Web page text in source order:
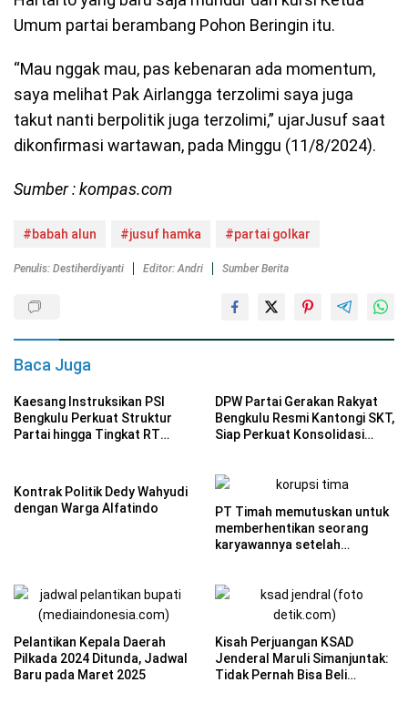
Umum partai berambang Pohon Beringin itu.
“Mau nggak mau, pas kebenaran ada momentum,
saya melihat Pak Airlangga terzolimi saya juga
takut nanti berpolitik juga terzolimi,” ujarJusuf saat
dikonfirmasi wartawan, pada Minggu (11/8/2024).
Sumber :kompas.com
#babah alun #jusuf hamka #partai golkar
Penulis: Destiherdiyanti Editor: Andri Sumber Berita
Baca Juga
Kaesang Instruksikan PSI
Bengkulu Perkuat Struktur
Partai hingga Tingkat RT
DPW Partai Gerakan Rakyat
Bengkulu Resmi Kantongi SKT,
Siap Perkuat Konsolidasi
Kontrak Politik Dedy Wahyudi
dengan Warga Alfatindo
PT Timah memutuskan untuk
memberhentikan seorang
karyawannya setelah
terkait penggunaan BPJS
menuai kontroversi.
Pelantikan Kepala Daerah
Pilkada 2024 Ditunda, Jadwal
Baru pada Maret 2025
Kisah Perjuangan KSAD
Jenderal Maruli Simanjuntak:
Tidak Pernah Bisa Beli